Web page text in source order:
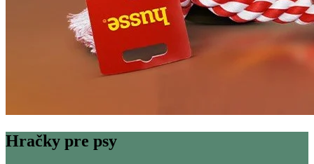
Hračky pre psy